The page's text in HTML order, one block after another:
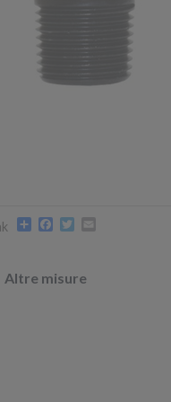
Condividi
Facebook
Twitter
Email
Altre misure